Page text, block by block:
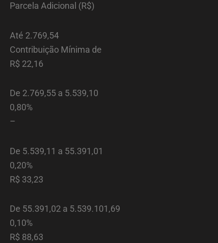
Parcela Adicional (R$)
Até 2.769,54
Contribuição Mínima de
R$ 22,16
De 2.769,55 a 5.539,10
0,80%
–
De 5.539,11 a 55.391,01
0,20%
R$ 33,23
De 55.391,02 a 5.539.101,69
0,10%
R$ 88,63